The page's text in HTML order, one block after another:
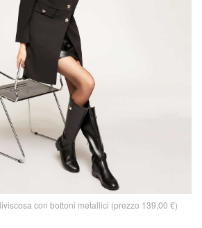
con bottoni metallici (prezzo 139,00 €)